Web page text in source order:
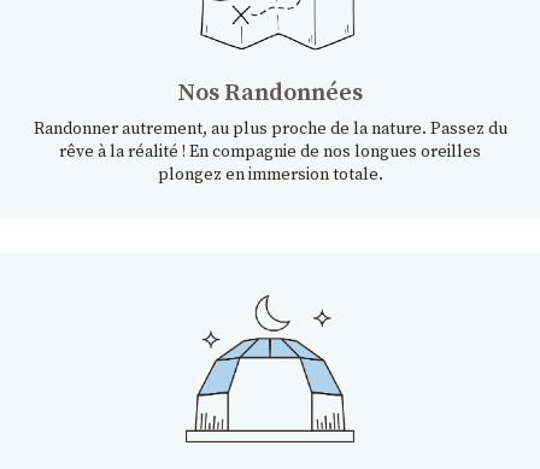
Nos Randonnées
Randonner autrement, au plus proche de la nature. Passez du
rêve à la réalité ! En compagnie de nos longues oreilles
plongez en immersion totale.